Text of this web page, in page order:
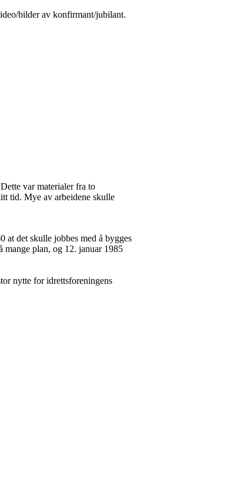
bilder av konfirmant/jubilant.
var materialer fra to
tid. Mye av arbeidene skulle
at det skulle jobbes med å bygges
mange plan, og 12. januar 1985
nytte for idrettsforeningens